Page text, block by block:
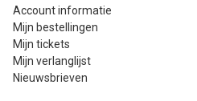
Account informatie
Mijn bestellingen
Mijn tickets
Mijn verlanglijst
Nieuwsbrieven